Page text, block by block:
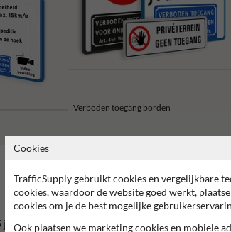
Verboden toegang borden
jaar garantie op reflecterende folie Anti-
Cookies
TrafficSupply gebruikt cookies en vergelijkbare
cookies, waardoor de website goed werkt,
cookies om je de best mogelijke
Ook plaatsen we marketing cookies en mobiele